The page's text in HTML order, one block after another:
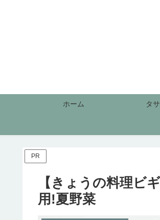
ホーム タ
PR
【きょうの料理ビ
用!夏野菜